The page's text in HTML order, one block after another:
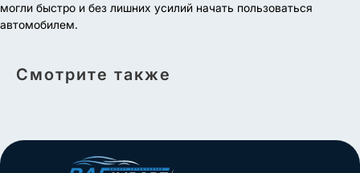
могли быстро и без лишних усилий начать пользоваться
автомобилем.
Смотрите также